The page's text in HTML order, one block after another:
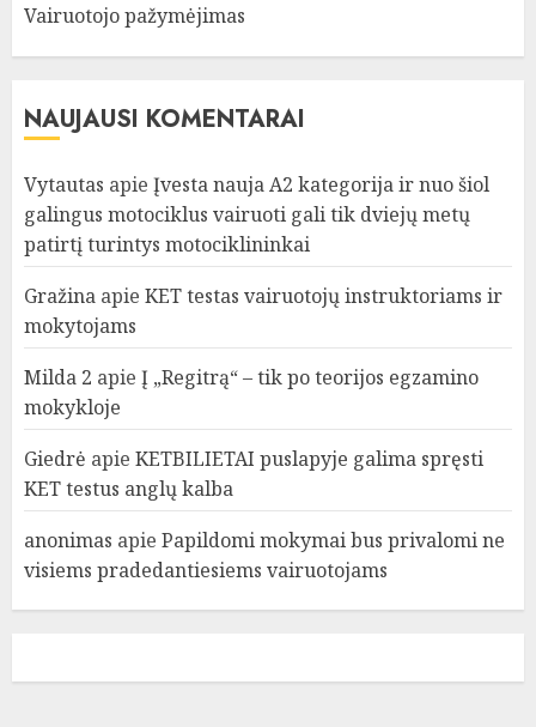
Vairuotojo pažymėjimas
NAUJAUSI KOMENTARAI
Vytautas apie Įvesta nauja A2 kategorija ir nuo šiol
galingus motociklus vairuoti gali tik dviejų metų
patirtį turintys motociklininkai
Gražina apie KET testas vairuotojų instruktoriams ir
mokytojams
Milda 2 apie Į „Regitrą“ – tik po teorijos egzamino
mokykloje
Giedrė apie KETBILIETAI puslapyje galima spręsti
KET testus anglų kalba
anonimas apie Papildomi mokymai bus privalomi ne
visiems pradedantiesiems vairuotojams